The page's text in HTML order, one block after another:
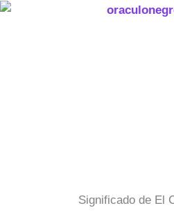
Ir
Significado de El